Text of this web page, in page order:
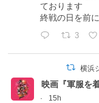
ております
終戦の日を前
3
横浜
映画『軍服を
·
15h